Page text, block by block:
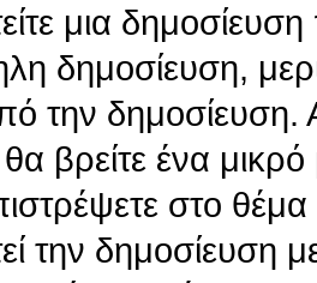
μια
δημοσίευση,
την δημοσίευση.
βρείτε ένα
στο
την δημοσίευση